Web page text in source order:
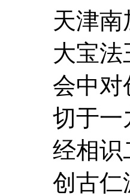
天津南
大宝
会中
切于一
经相识
创古仁